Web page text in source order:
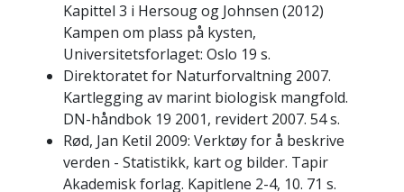
Kapittel 3 i Hersoug og Johnsen (2012)
Kampen om plass på kysten,
Universitetsforlaget: Oslo 19 s.
Direktoratet for Naturforvaltning 2007.
Kartlegging av marint biologisk mangfold.
DN-håndbok 19 2001, revidert 2007. 54 s.
Rød, Jan Ketil 2009: Verktøy for å beskrive
verden - Statistikk, kart og bilder. Tapir
Akademisk forlag. Kapitlene 2-4, 10. 71 s.